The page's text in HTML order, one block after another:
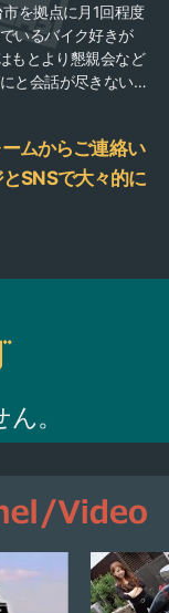
を拠点に月1回程度
いるバイク好きが
もとより懇親会など
と会話が尽きない
ーサイクル」を愉
ろん、男女も年齢も
です。 是非、興味
い方、お待ちして
ムからご連絡い
SNSで大々的に
。